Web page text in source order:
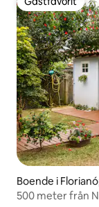
Gästfavorit
Boende i
500 meter från